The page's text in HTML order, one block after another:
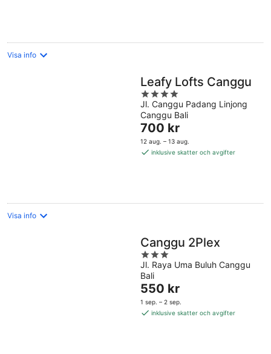
Visa info
Leafy Lofts Canggu
4
out
of
5
Jl. Canggu Padang Linjong
Canggu Bali
Priset
är
700 kr
700 kr
12 aug. – 13 aug.
inklusive skatter och avgifter
Visa info
Canggu 2Plex
3
out
of
5
Jl. Raya Uma Buluh Canggu
Bali
Priset
är
550 kr
550 kr
1 sep. – 2 sep.
inklusive skatter och avgifter